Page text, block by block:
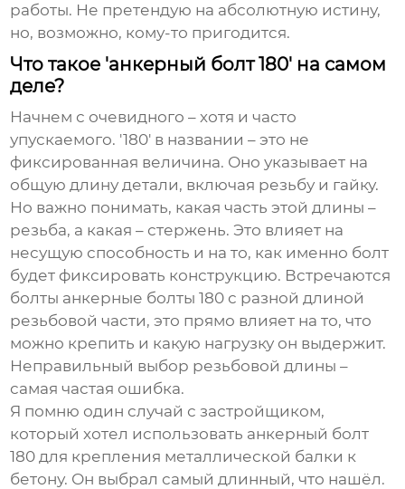
работы. Не претендую на абсолютную истину,
но, возможно, кому-то пригодится.
Что такое 'анкерный болт 180' на самом
деле?
Начнем с очевидного – хотя и часто
упускаемого. '180' в названии – это не
фиксированная величина. Оно указывает на
общую длину детали, включая резьбу и гайку.
Но важно понимать, какая часть этой длины –
резьба, а какая – стержень. Это влияет на
несущую способность и на то, как именно болт
будет фиксировать конструкцию. Встречаются
болты анкерные болты 180 с разной длиной
резьбовой части, это прямо влияет на то, что
можно крепить и какую нагрузку он выдержит.
Неправильный выбор резьбовой длины –
самая частая ошибка.
Я помню один случай с застройщиком,
который хотел использовать анкерный болт
180 для крепления металлической балки к
бетону. Он выбрал самый длинный, что нашёл.